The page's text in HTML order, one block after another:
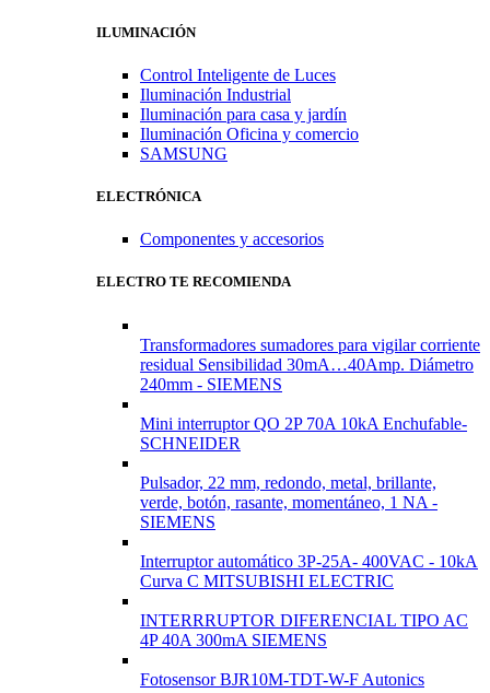
ILUMINACIÓN
Control Inteligente de Luces
Iluminación Industrial
Iluminación para casa y jardín
Iluminación Oficina y comercio
SAMSUNG
ELECTRÓNICA
Componentes y accesorios
ELECTRO TE RECOMIENDA
Transformadores sumadores para vigilar corriente
residual Sensibilidad 30mA…40Amp. Diámetro
240mm - SIEMENS
Mini interruptor QO 2P 70A 10kA Enchufable-
SCHNEIDER
Pulsador, 22 mm, redondo, metal, brillante,
verde, botón, rasante, momentáneo, 1 NA -
SIEMENS
Interruptor automático 3P-25A- 400VAC - 10kA
Curva C MITSUBISHI ELECTRIC
INTERRRUPTOR DIFERENCIAL TIPO AC
4P 40A 300mA SIEMENS
Fotosensor BJR10M-TDT-W-F Autonics